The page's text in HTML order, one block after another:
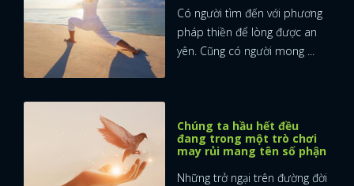
Có người tìm đến với phương
pháp thiền để lòng được an
yên. Cũng có người mong ...
Chúng ta hầu hết đều
đang trong một trò chơi
may rủi mang tên số phận
Những trở ngại trên đường đời